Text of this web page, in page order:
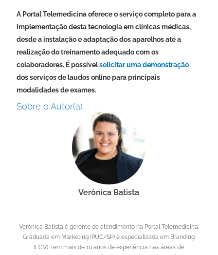
A Portal Telemedicina oferece o serviço completo para a
implementação desta tecnologia em clínicas médicas,
desde a instalação e adaptação dos aparelhos até a
realização do treinamento adequado com os
colaboradores. É possívelsolicitar uma demonstração
dos serviços de laudos online para principais
modalidades de exames.
Sobre o Autor(a)
Verônica Batista
Verônica Batista é gerente de atendimento na Portal Telemedicina.
Graduada em Marketing (PUC/SP) e especializada em Branding
(FGV), tem mais de 10 anos de experiência nas áreas de